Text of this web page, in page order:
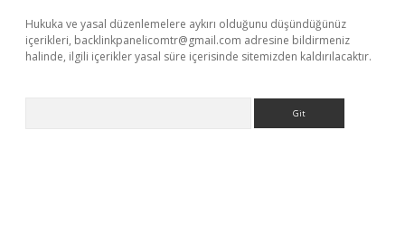
Hukuka ve yasal düzenlemelere aykırı olduğunu düşündüğünüz
içerikleri, backlinkpanelicomtr@gmail.com adresine bildirmeniz
halinde, ilgili içerikler yasal süre içerisinde sitemizden kaldırılacaktır.